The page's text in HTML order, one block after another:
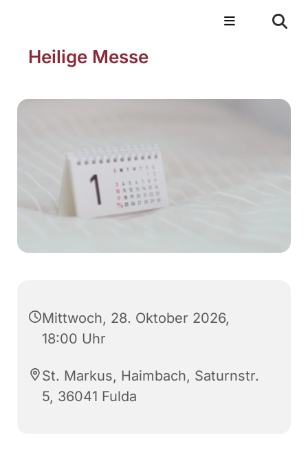
Heilige Messe
Mittwoch, 28. Oktober 2026,
18:00 Uhr
St. Markus, Haimbach, Saturnstr.
5, 36041 Fulda